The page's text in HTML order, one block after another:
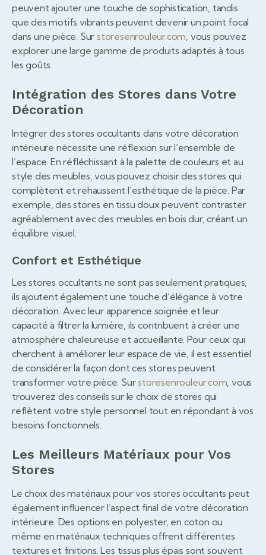
peuvent ajouter une touche de sophistication, tandis
que des motifs vibrants peuvent devenir un point focal
dans une pièce. Surstoresenrouleur.com , vous pouvez
explorer une large gamme de produits adaptés à tous
les goûts.
Intégration des Stores dans Votre
Décoration
Intégrer des stores occultants dans votre décoration
intérieure nécessite une réflexion sur l’ensemble de
l’espace. En réfléchissant à la palette de couleurs et au
style des meubles, vous pouvez choisir des stores qui
complètent et rehaussent l’esthétique de la pièce. Par
exemple, des stores en tissu doux peuvent contraster
agréablement avec des meubles en bois dur, créant un
équilibre visuel.
Confort et Esthétique
Les stores occultants ne sont pas seulement pratiques,
ils ajoutent également une touche d’élégance à votre
décoration. Avec leur apparence soignée et leur
capacité à filtrer la lumière, ils contribuent à créer une
atmosphère chaleureuse et accueillante. Pour ceux qui
cherchent à améliorer leur espace de vie, il est essentiel
de considérer la façon dont ces stores peuvent
transformer votre pièce. Surstoresenrouleur.com , vous
trouverez des conseils sur le choix de stores qui
reflètent votre style personnel tout en répondant à vos
besoins fonctionnels.
Les Meilleurs Matériaux pour Vos
Stores
Le choix des matériaux pour vos stores occultants peut
également influencer l’aspect final de votre décoration
intérieure. Des options en polyester, en coton ou
même en matériaux techniques offrent différentes
textures et finitions. Les tissus plus épais sont souvent